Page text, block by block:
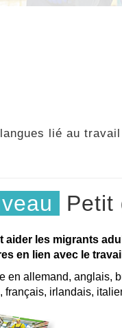
lié au
Petit
aider les migrants
en lien avec le travail
en allemand, anglais,
français, irlandais,